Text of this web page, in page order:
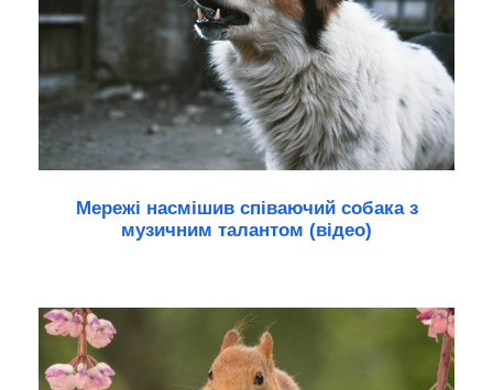
Мережі насмішив співаючий собака з
музичним талантом (відео)